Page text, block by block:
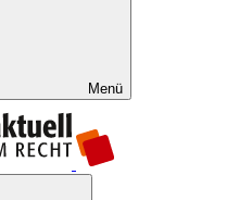
Menü